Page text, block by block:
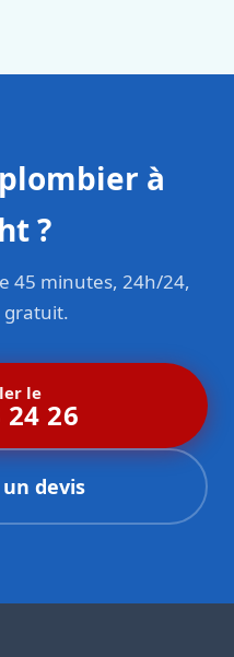
exacte. Selon le
à
?
45 minutes, 24h/24,
gratuit.
le
24 26
devis